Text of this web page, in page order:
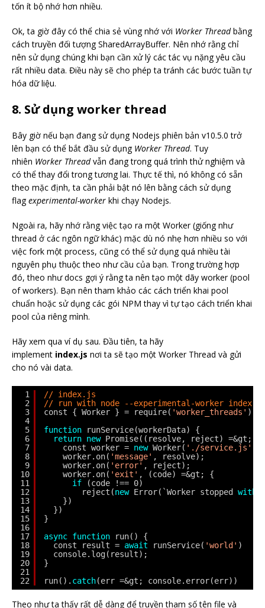
tốn ít bộ nhớ hơn nhiều.
Ok, ta giờ đây có thể chia sẻ vùng nhớ với Worker Threadbằng
cách truyền đối tượng SharedArrayBuffer. Nên nhớ rằng chỉ
nên sử dụng chúng khi bạn cần xử lý các tác vụ nặng yêu cầu
rất nhiều data. Điều này sẽ cho phép ta tránh các bước tuần tự
hóa dữ liệu.
8. Sử dụng worker thread
Bây giờ nếu bạn đang sử dụng Nodejs phiên bản v10.5.0 trở
lên bạn có thể bắt đầu sử dụng Worker Thread. Tuy
nhiên Worker Threadvẫn đang trong quá trình thử nghiệm và
có thể thay đổi trong tương lai. Thực tế thì, nó không có sẵn
theo mặc định, ta cần phải bật nó lên bằng cách sử dụng
flagexperimental-worker khi chạy Nodejs.
Ngoài ra, hãy nhớ rằng việc tạo ra một Worker (giống như
thread ở các ngôn ngữ khác) mặc dù nó nhẹ hơn nhiều so với
việc fork một process, cũng có thể sử dụng quá nhiều tài
nguyên phụ thuộc theo như cầu của bạn. Trong trường hợp
đó, theo như docs gợi ý rằng ta nên tạo một dãy worker (pool
of workers). Bạn nên tham khảo các cách triển khai pool
chuẩn hoặc sử dụng các gói NPM thay vì tự tạo cách triển khai
pool của riêng mình.
Hãy xem qua ví dụ sau. Đầu tiên, ta hãy
implement index.js nơi ta sẽ tạo một Worker Thread và gửi
cho nó vài data.
1
2
3
4
5
6
7
8
9
10
11
12
13
14
15
16
17
18
19
20
21
22
// index.js
// run with node --experimental-worker
const { Worker } = require( 'worker_threads' )
function
runService(workerData) {
return new Promise((resolve, reject) =&gt; {
const worker = new Worker( './service.js'
worker.on( 'message' , resolve);
worker.on( 'error' , reject);
worker.on( 'exit' , (code) =&gt; {
if
(code !== 0)
reject(new Error(`Worker stopped with
})
})
}
async function
run() {
const result = await runService( 'world' )
console.log(result);
}
run(). catch(err =&gt; console.error(err))
Theo như ta thấy rất dễ dàng để truyền tham số tên file và